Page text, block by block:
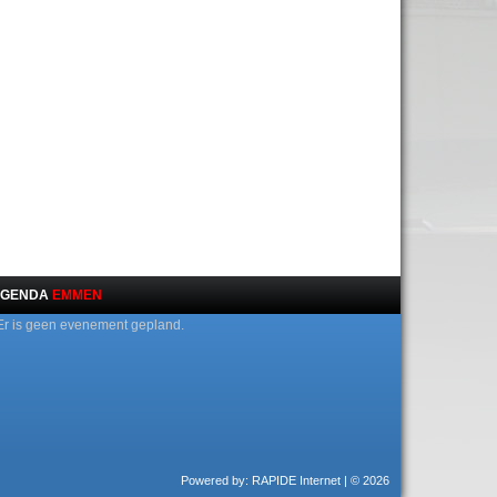
EMMEN
is geen evenement gepland.
Powered by: RAPIDE Internet | © 2026